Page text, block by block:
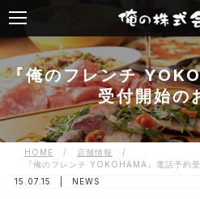
『俺のフレンチ
受付開始の
HOME / 店舗情報
/
『俺のフレンチ YOKOHAMA』電話予約
15.07.15 |
NEWS